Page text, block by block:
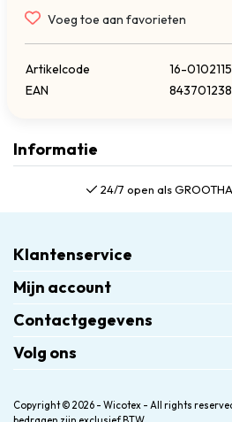
Voeg toe aan favorieten
Artikelcode
16-0102115
EAN
Informatie
24/7 open als
Klantenservice
Mijn account
Contactgegevens
Volg ons
Copyright © 2026 - Wicotex - All rights